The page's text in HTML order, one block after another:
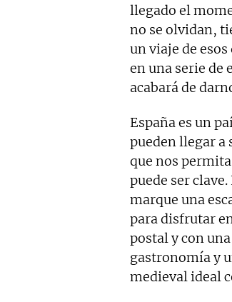
llegado el
no se olvidan,
un viaje de
en una serie de
acabará de
España es un
pueden llegar a
que nos
puede ser
marque una
para disfrutar
postal y con
gastronomía y
medieval ideal